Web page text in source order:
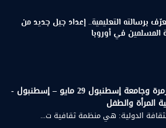
برسالته التعليمية.. إعداد جيل جديد من
المسلمين في أوروبا
زيارة علمية إلى جامعة مرمرة وجامعة إسطنبول 29 مايو – إسطنبول -
المرأة والطفل
الدولية: هي منظمة ثقافية ت...